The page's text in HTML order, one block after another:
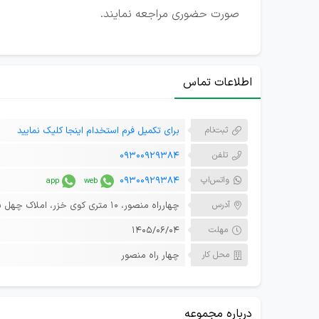
صورت حضوری مراجعه نمایند.
اطلاعات تماس
ثبت‌نام برای تکمیل فرم استخدام اینجا کلیک نمایید
تلفن 09300929384
واتس‌اپ 09300929384
آدرس چهارراه منصور، 10 متری کوی خزر، املاک چهل ستون
مهلت ۱۴۰۵/۰۶/۰۴
محل کار چهار راه منصور
درباره مجموعه